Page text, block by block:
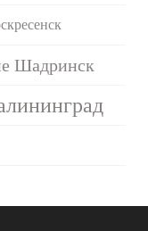
Шадринск